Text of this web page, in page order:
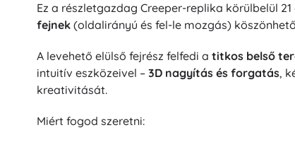
Architecture
Dots
Szabadtéri játékok
Homokozójátékok
Vízijátékok
Buborékfújók
+Mutasson többet
Ez a részletgazdag Creeper-replika körülbelül
fejnek (oldalirányú és fel-le mozgás)
A levehető elülső fejrész felfedi a titkos belső
intuitív eszközeivel – 3D nagyítás és forgatás,
kreativitását.
Miért fogod szeretni: